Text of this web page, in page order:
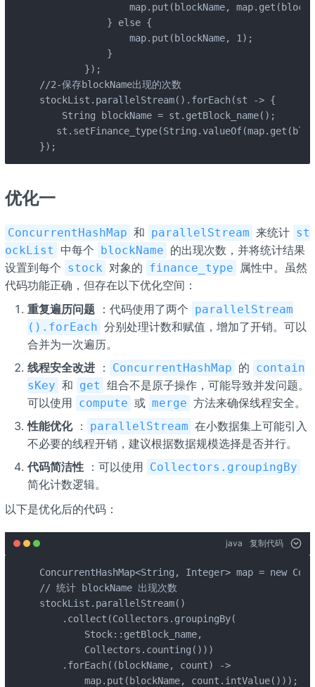
map.put(blockName,
            } else {
                map.put(blockName, 1);
            }
        });
//2-保存blockName出现的次数
stockList.parallelStream().forEach(st -> {
    String blockName = st.getBlock_name();
});
优化一
ConcurrentHashMap 和 parallelStream 来统计 st
ockList
中每个 blockName 的出现次数，并将统计结果
设置到每个 stock 对象的 finance_type
属性中。虽然
代码功能正确，但存在以下优化空间：
重复遍历问题：代码使用了两个 parallelStream
().forEach 分别处理计数和赋值，增加了开销。可以
合并为一次遍历。
线程安全改进： ConcurrentHashMap 的 contain
sKey 和 get 组合不是原子操作，可能导致并发问题。
可以使用 compute 或 merge 方法来确保线程安全。
性能优化： parallelStream 在小数据集上可能引入
不必要的线程开销，建议根据数据规模选择是否并行。
代码简洁性：可以使用 Collectors.groupingBy
简化计数逻辑。
以下是优化后的代码：
java 复制代码
ConcurrentHashMap<String, Integer> map = new
// 统计 blockName 出现次数
stockList.parallelStream()
    .collect(Collectors.groupingBy(
        Stock::getBlock_name,
        Collectors.counting()))
    .forEach((blockName, count) ->
        map.put(blockName, count.intValue()));